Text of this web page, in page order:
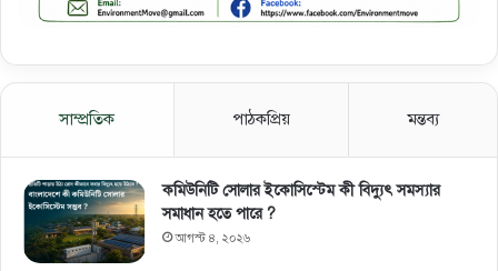
সাম্প্রতিক পাঠকপ্রিয় মন্তব্য
কমিউনিটি সোলার ইকোসিস্টেম কী বিদ্যুৎ সমস্যার
সমাধান হতে পারে ?
আগস্ট ৪, ২০২৬